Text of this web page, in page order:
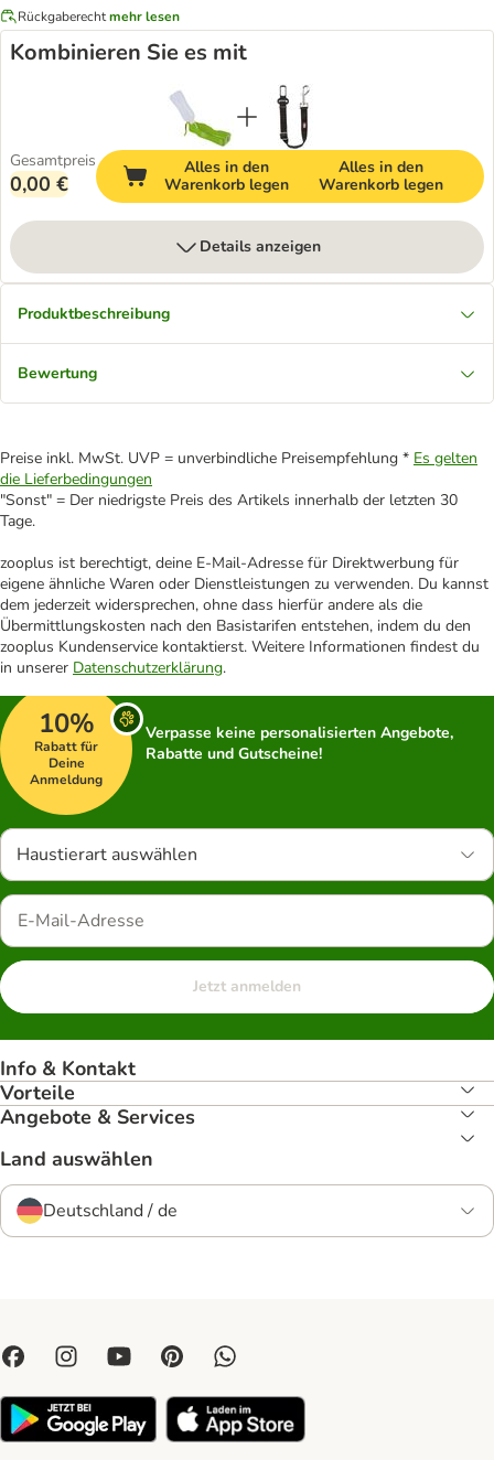
Rückgaberechtmehr lesen
Kombinieren Sie es mit
Gesamtpreis
0,00 €
Alles in den
Warenkorb legen
Alles in den
Warenkorb legen
Details anzeigen
Produktbeschreibung
Bewertung
Preise inkl. MwSt. UVP = unverbindliche Preisempfehlung * Es gelten
die Lieferbedingungen
"Sonst" = Der niedrigste Preis des Artikels innerhalb der letzten 30
Tage.
zooplus ist berechtigt, deine E-Mail-Adresse für Direktwerbung für
eigene ähnliche Waren oder Dienstleistungen zu verwenden. Du kannst
dem jederzeit widersprechen, ohne dass hierfür andere als die
Übermittlungskosten nach den Basistarifen entstehen, indem du den
zooplus Kundenservice kontaktierst. Weitere Informationen findest du
in unserer Datenschutzerklärung.
10%
Rabatt für
Deine
Anmeldung
Verpasse keine personalisierten Angebote,
Rabatte und Gutscheine!
Haustierart auswählen
Jetzt anmelden
Info & Kontakt
Vorteile
Angebote & Services
Land auswählen
Deutschland / de